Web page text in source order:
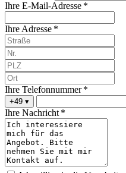
Ihre E-Mail-Adresse *
Ihre Adresse *
Ihre Telefonnummer *
+49 ▾
Ihre Nachricht *